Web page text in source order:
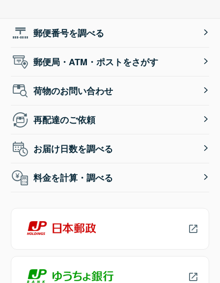
郵便番号を調べる
郵便局・ATM・ポストをさがす
荷物のお問い合わせ
再配達のご依頼
お届け日数を調べる
料金を計算・調べる